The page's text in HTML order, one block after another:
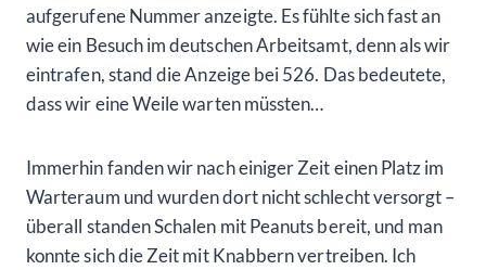
aufgerufene Nummer anzeigte. Es fühlte sich fast an
wie ein Besuch im deutschen Arbeitsamt, denn als wir
eintrafen, stand die Anzeige bei 526. Das bedeutete,
dass wir eine Weile warten müssten…
Immerhin fanden wir nach einiger Zeit einen Platz im
Warteraum und wurden dort nicht schlecht versorgt –
überall standen Schalen mit Peanuts bereit, und man
konnte sich die Zeit mit Knabbern vertreiben. Ich